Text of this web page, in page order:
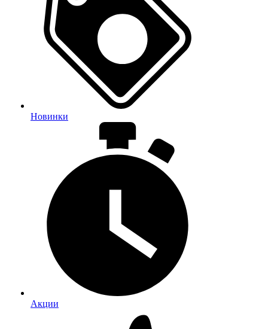
Новинки
Акции